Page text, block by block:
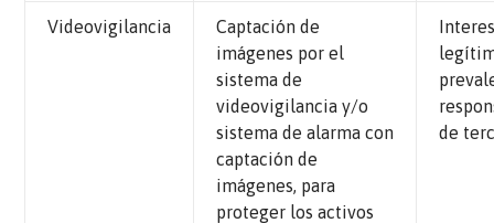
Videovigilancia
Captación de
imágenes por el
sistema de
videovigilancia y/o
sistema de alarma con
captación de
imágenes, para
proteger los activos
de